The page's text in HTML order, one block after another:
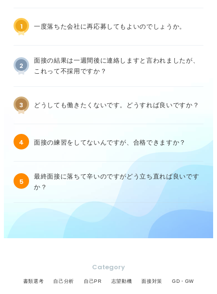
1 一度落ちた会社に再応募してもよいのでしょうか。
2
面接の結果は一週間後に連絡しますと言われましたが、
これって不採用ですか？
3 どうしても働きたくないです。どうすれば良いですか？
4 面接の練習をしてないんですが、合格できますか？
5
最終面接に落ちて辛いのですがどう立ち直れば良いです
か？
Category
書類選考 自己分析 自己PR 志望動機 面接対策 GD・GW